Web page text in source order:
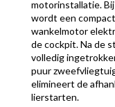
motorinstallatie. Bij
wordt een
wankelmotor
de cockpit. Na de
volledig
puur
elimineert de
lierstarten.